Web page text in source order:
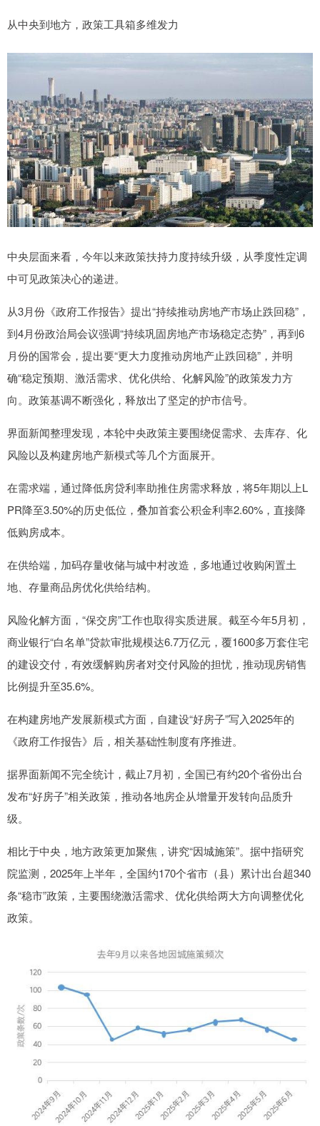
从中央到地方，政策工具箱多维发力
中央层面来看，今年以来政策扶持力度持续升级，从季度性定调
中可见政策决心的递进。
从3月份《政府工作报告》提出“持续推动房地产市场止跌回稳”，
到4月份政治局会议强调“持续巩固房地产市场稳定态势”，再到6
月份的国常会，提出要“更大力度推动房地产止跌回稳”，并明
确“稳定预期、激活需求、优化供给、化解风险”的政策发力方
向。政策基调不断强化，释放出了坚定的护市信号。
界面新闻整理发现，本轮中央政策主要围绕促需求、去库存、化
风险以及构建房地产新模式等几个方面展开。
在需求端，通过降低房贷利率助推住房需求释放，将5年期以上L
PR降至3.50%的历史低位，叠加首套公积金利率2.60%，直接降
低购房成本。
在供给端，加码存量收储与城中村改造，多地通过收购闲置土
地、存量商品房优化供给结构。
风险化解方面，“保交房”工作也取得实质进展。截至今年5月初，
商业银行“白名单”贷款审批规模达6.7万亿元，覆1600多万套住宅
的建设交付，有效缓解购房者对交付风险的担忧，推动现房销售
比例提升至35.6%。
在构建房地产发展新模式方面，自建设“好房子”写入2025年的
《政府工作报告》后，相关基础性制度有序推进。
据界面新闻不完全统计，截止7月初，全国已有约20个省份出台
发布“好房子”相关政策，推动各地房企从增量开发转向品质升
级。
相比于中央，地方政策更加聚焦，讲究“因城施策”。据中指研究
院监测，2025年上半年，全国约170个省市（县）累计出台超340
条“稳市”政策，主要围绕激活需求、优化供给两大方向调整优化
政策。